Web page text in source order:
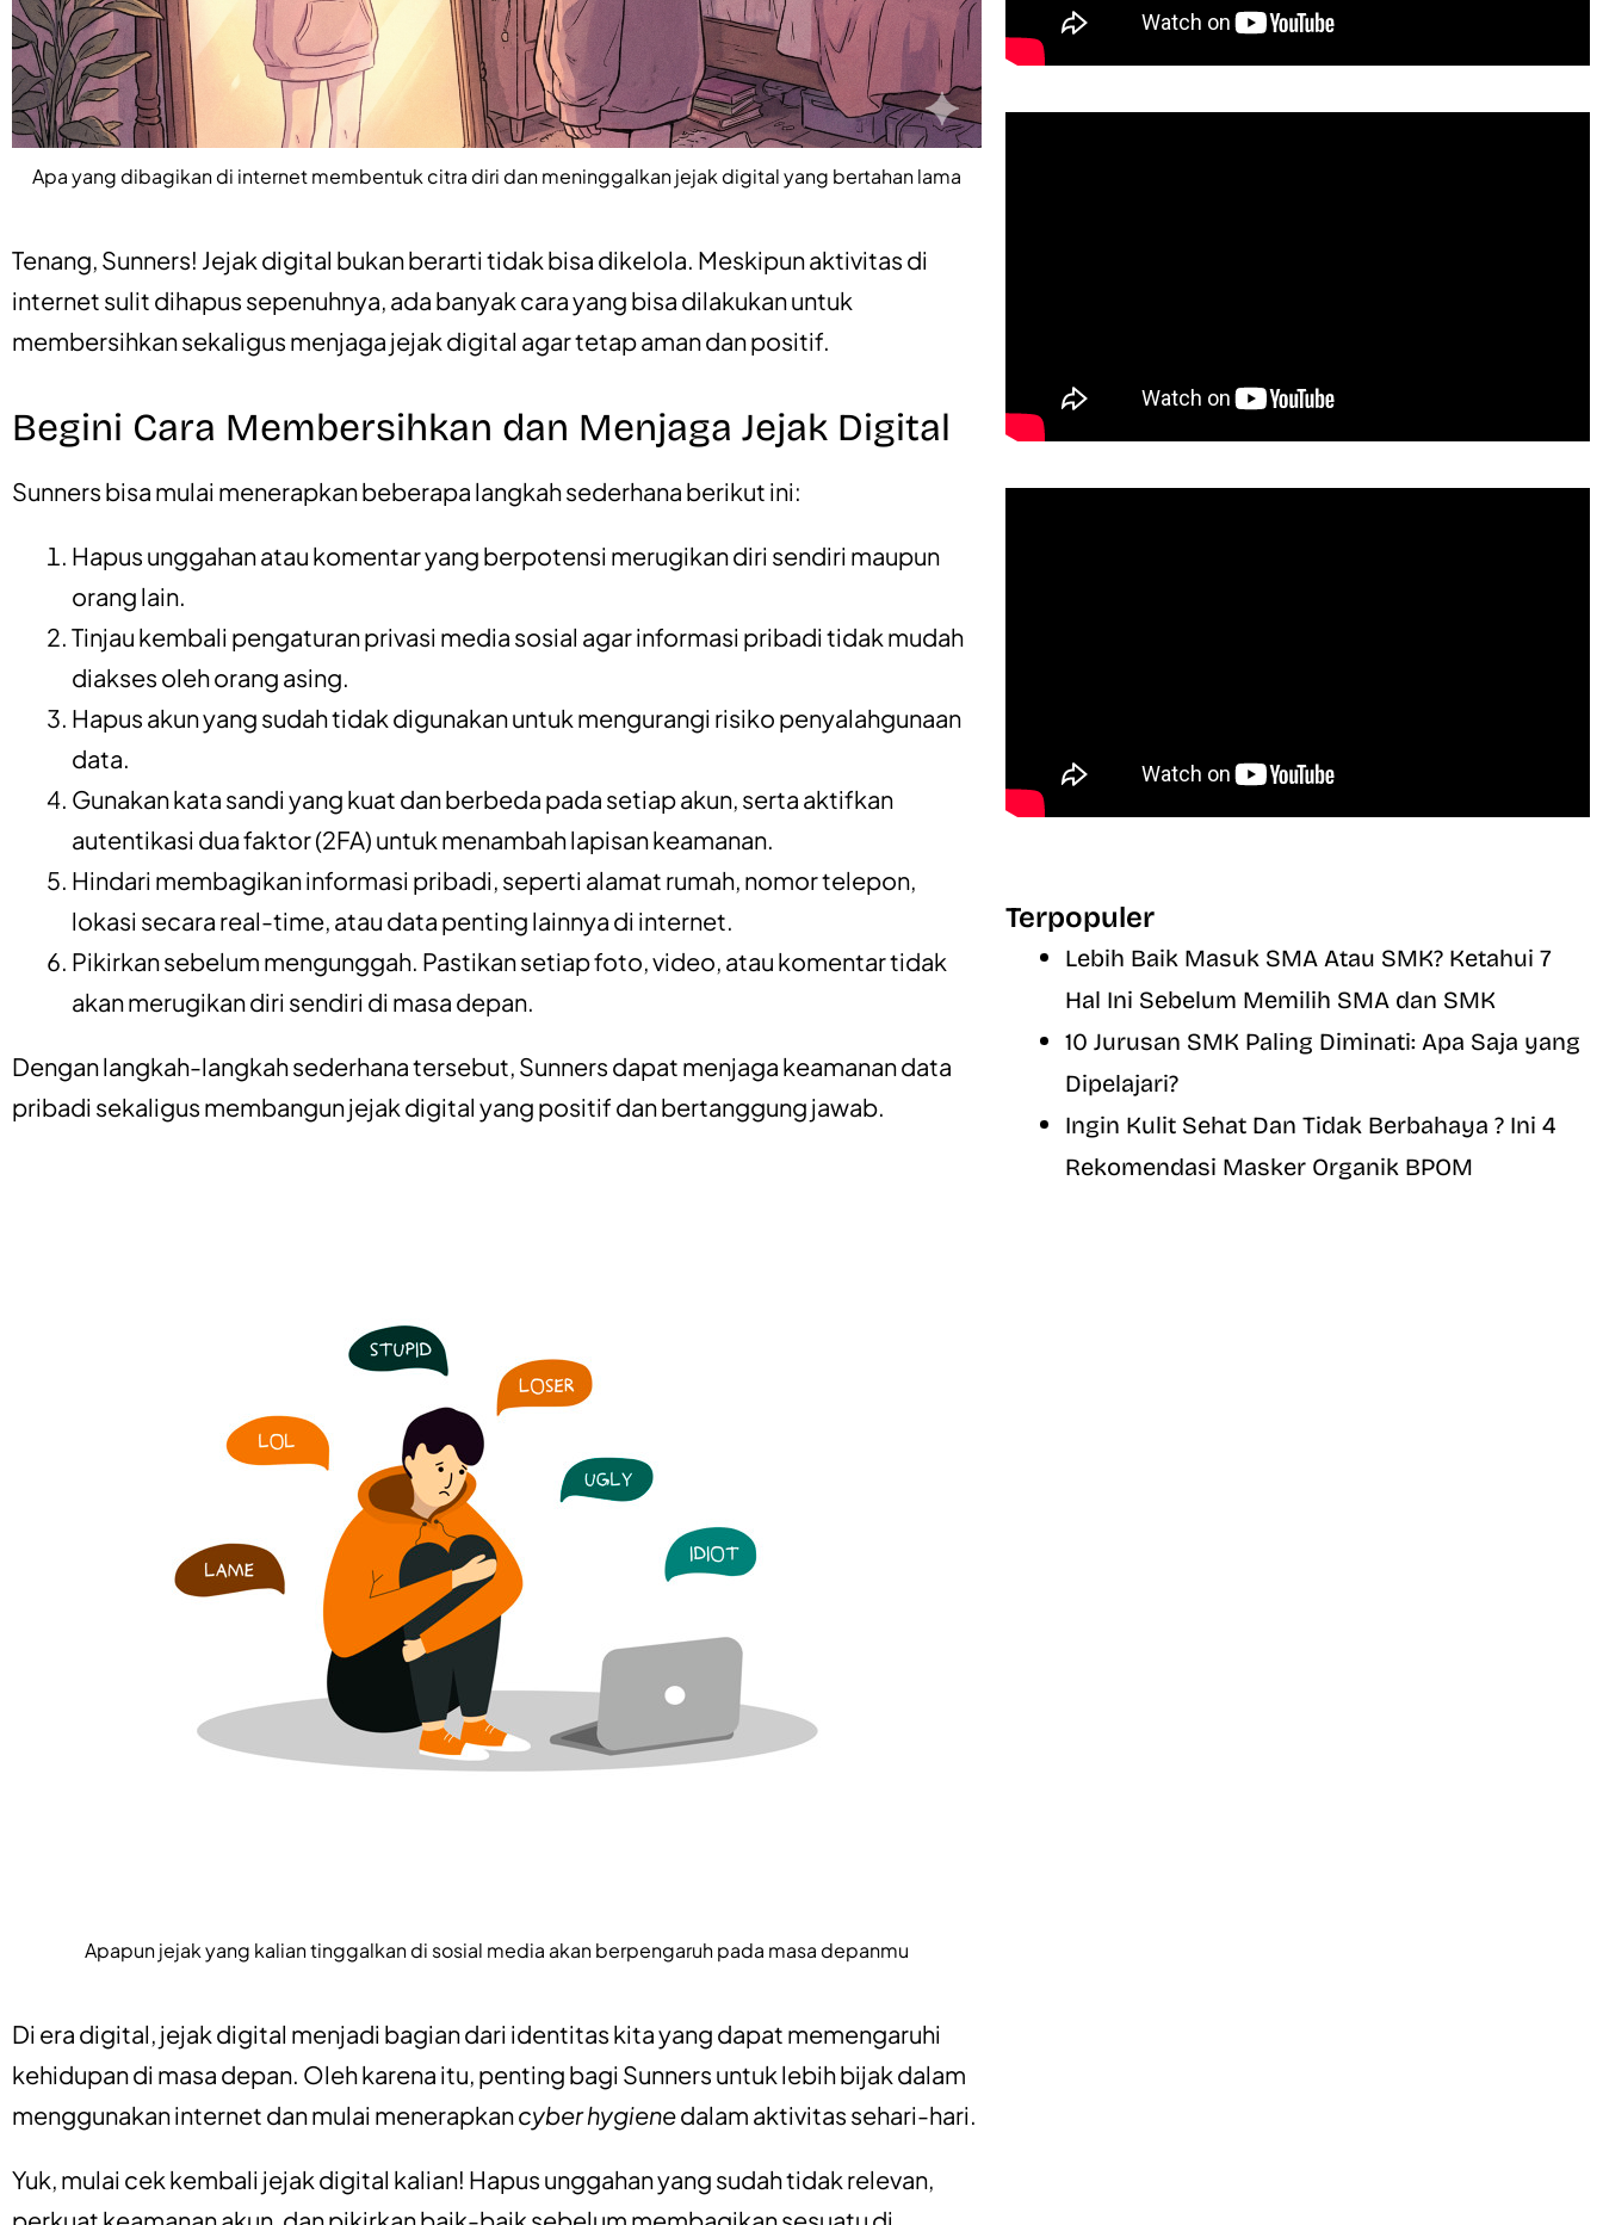
Apa yang dibagikan di internet membentuk citra diri dan meninggalkan jejak digital yang bertahan lama
Tenang, Sunners! Jejak digital bukan berarti tidak bisa dikelola. Meskipun aktivitas di
internet sulit dihapus sepenuhnya, ada banyak cara yang bisa dilakukan untuk
membersihkan sekaligus menjaga jejak digital agar tetap aman dan positif.
Begini Cara Membersihkan dan Menjaga Jejak Digital
Sunners bisa mulai menerapkan beberapa langkah sederhana berikut ini:
Hapus unggahan atau komentaryang berpotensi merugikan diri sendiri maupun
orang lain.
Tinjau kembali pengaturan privasi media sosial agar informasi pribadi tidak mudah
diakses oleh orang asing.
Hapus akun yang sudah tidak digunakanuntuk mengurangi risiko penyalahgunaan
data.
Gunakan kata sandi yang kuat dan berbeda pada setiap akun, serta aktifkan
autentikasi dua faktor (2FA) untuk menambah lapisan keamanan.
Hindari membagikan informasi pribadi, seperti alamat rumah, nomor telepon,
lokasi secara real-time, atau data penting lainnya di internet.
Pikirkan sebelum mengunggah. Pastikan setiap foto, video, atau komentar tidak
akan merugikan diri sendiri di masa depan.
Dengan langkah-langkah sederhana tersebut, Sunners dapat menjaga keamanan data
pribadi sekaligus membangun jejak digital yang positif dan bertanggung jawab.
Apapun jejak yang kalian tinggalkan di sosial media akan berpengaruh pada masa depanmu
Di era digital, jejak digital menjadi bagian dari identitas kita yang dapat memengaruhi
kehidupan di masa depan. Oleh karena itu, penting bagi Sunners untuk lebih bijak dalam
menggunakan internet dan mulai menerapkancyber hygienedalam aktivitas sehari-hari.
Yuk, mulai cek kembali jejak digital kalian! Hapus unggahan yang sudah tidak relevan,
Terpopuler
Lebih Baik Masuk SMA Atau SMK? Ketahui 7
Hal Ini Sebelum Memilih SMA dan SMK
10 Jurusan SMK Paling Diminati: Apa Saja yang
Dipelajari?
Ingin Kulit Sehat Dan Tidak Berbahaya ? Ini 4
Rekomendasi Masker Organik BPOM